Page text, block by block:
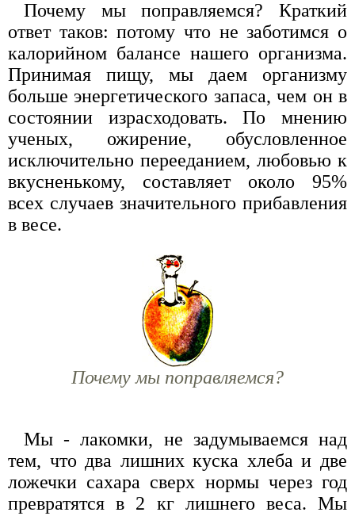
Почему мы поправляемся? Краткий
ответ таков: потому что не заботимся о
калорийном балансе нашего организма.
Принимая пищу, мы даем организму
больше энергетического запаса, чем он в
состоянии израсходовать. По мнению
ученых, ожирение, обусловленное
исключительно перееданием, любовью к
вкусненькому, составляет около 95%
всех случаев значительного прибавления
в весе.
Почему мы поправляемся?
Мы - лакомки, не задумываемся над
тем, что два лишних куска хлеба и две
ложечки сахара сверх нормы через год
превратятся в 2 кг лишнего веса. Мы